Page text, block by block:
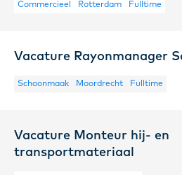
Commercieel Rotterdam Fulltime
Vacature Rayonmanager
Schoonmaak Moordrecht Fulltime
Vacature Monteur hij- en
transportmateriaal